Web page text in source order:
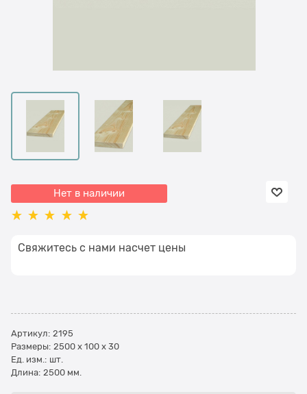
Нет в наличии
Свяжитесь с нами насчет цены
Артикул: 2195
Размеры: 2500 x 100 x 30
Ед. изм.: шт.
Длина: 2500 мм.